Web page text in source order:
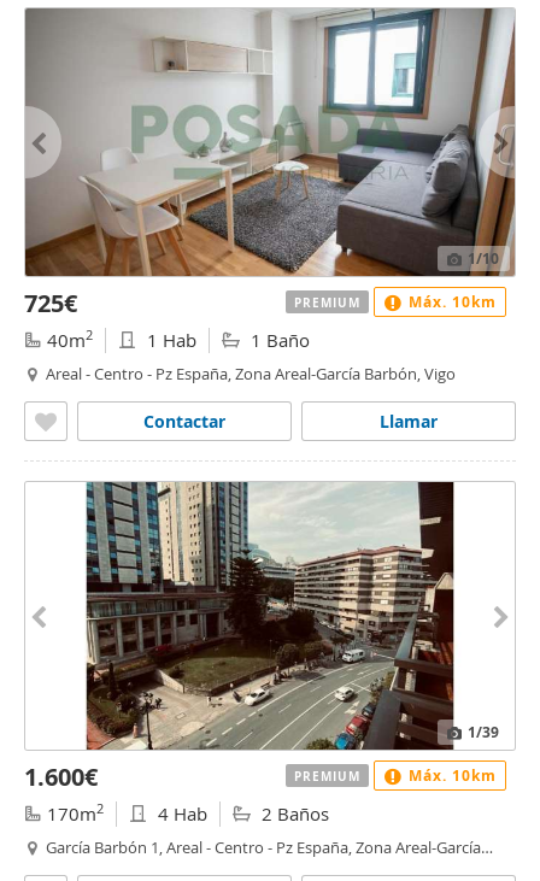
1/10
725€
40m2 1 Hab 1 Baño
Areal - Centro - Pz España, Zona Areal-García Barbón, Vigo
Llamar
Contactar
PREMIUM Máx. 10km
1/39
1.600€
170m2 4 Hab 2 Baños
García Barbón 1, Areal - Centro - Pz España, Zona Areal-García
PREMIUM Máx. 10km